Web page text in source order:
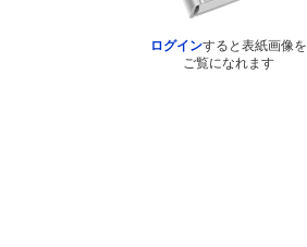
ログインすると表紙画像を
ご覧になれます